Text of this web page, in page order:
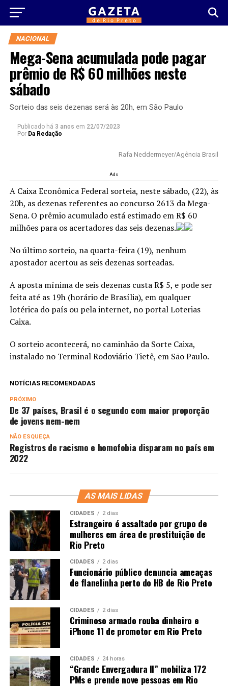
NACIONAL
Mega-Sena acumulada pode pagar
prêmio de R$ 60 milhões neste
sábado
Sorteio das seis dezenas será às 20h, em São Paulo
Publicado há 3 anos em 22/07/2023
Por Da Redação
Rafa Neddermeyer/Agência Brasil
Ads
A Caixa Econômica Federal sorteia, neste sábado, (22), às
20h, as dezenas referentes ao concurso 2613 da Mega-
Sena. O prêmio acumulado está estimado em R$ 60
milhões para os acertadores das seis dezenas.
No último sorteio, na quarta-feira (19), nenhum
apostador acertou as seis dezenas sorteadas.
A aposta mínima de seis dezenas custa R$ 5, e pode ser
feita até as 19h (horário de Brasília), em qualquer
lotérica do país ou pela internet, no portal Loterias
Caixa.
O sorteio acontecerá, no caminhão da Sorte Caixa,
instalado no Terminal Rodoviário Tietê, em São Paulo.
NOTÍCIAS RECOMENDADAS
PRÓXIMO
De 37 países, Brasil é o segundo com maior proporção
de jovens nem-nem
NÃO ESQUEÇA
Registros de racismo e homofobia disparam no país em
2022
AS MAIS LIDAS
CIDADES 2 dias
Estrangeiro é assaltado por grupo de
mulheres em área de prostituição de
Rio Preto
CIDADES 2 dias
Funcionário público denuncia ameaças
de flanelinha perto do HB de Rio Preto
CIDADES 2 dias
Criminoso armado rouba dinheiro e
iPhone 11 de promotor em Rio Preto
CIDADES 24 horas
“Grande Envergadura II” mobiliza 172
PMs e prende nove pessoas em Rio